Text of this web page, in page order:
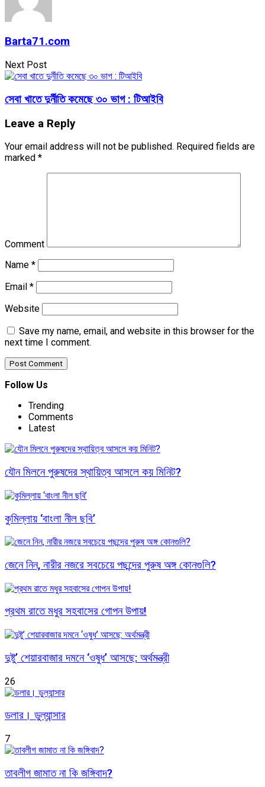
Barta71.com
Next Post
সেবা খাতে দুর্নীতি কমেছে ৩০ ভাগ : টিআইবি
Leave a Reply
Your email address will not be published. Required fields are
marked *
Comment
Name *
Email *
Website
Save my name, email, and website in this browser for the
next time I comment.
Follow Us
Trending
Comments
Latest
যৌন মিলনে পুরুষদের স্থায়িত্ব আসলে কয় মিনিট?
কুমিল্লায় ‘বাংলা নীল ছবি’
জেনে নিন, নারীর নজরে সবচেয়ে পছন্দের পুরুষ অঙ্গ কোনগুলি?
প্রথম রাতে মধুর সহবাসের গোপন উপায়!
দুষ্টু’ শেয়ারবাজার দমনে ‘ওষুধ’ আসছে: অর্থমন্ত্রী
26
ডলার। ডুল্যান্সার
7
তাবলীগ জামাত না কি জঙ্গিবাদ?